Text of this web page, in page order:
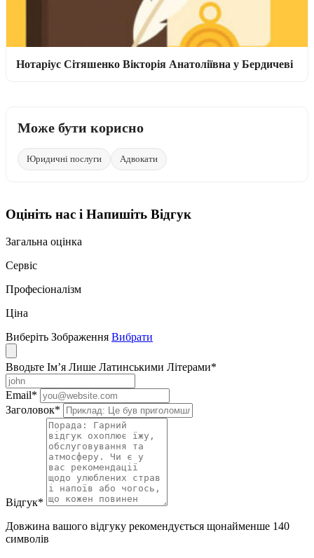
Нотаріус Сітяшенко Вікторія Анатоліївна у Бердичеві
Може бути корисно
Юридичні послуги Адвокати
Оцініть нас і Напишіть Відгук
Загальна оцінка
Сервіс
Професіоналізм
Ціна
Виберіть Зображення Вибрати
Вводьте Ім’я Лише Латинськими Літерами*
Email*
Заголовок*
Відгук*
Довжина вашого відгуку рекомендується щонайменше 140
символів